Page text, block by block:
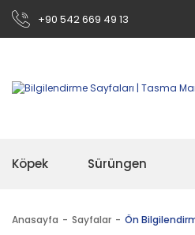
+90 542 669 49 13
Köpek Sürüngen
Anasayfa Sayfalar Ön